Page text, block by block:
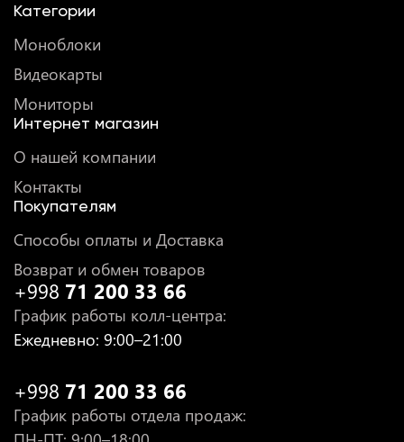
Категории
Моноблоки
Видеокарты
Мониторы
Интернет магазин
О нашей компании
Контакты
Покупателям
Способы оплаты и Доставка
Возврат и обмен товаров
+998 71 200 33 66
График работы колл-центра:
Ежедневно: 9:00–21:00
+998 71 200 33 66
График работы отдела продаж: